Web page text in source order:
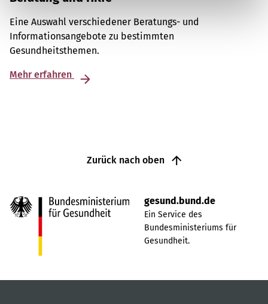
Eine Auswahl verschiedener Beratungs- und
Informationsangebote zu bestimmten
Gesundheitsthemen.
Mehr erfahren
Zurück nach oben
gesund.bund.de
Ein Service des
Bundesministeriums für
Gesundheit.